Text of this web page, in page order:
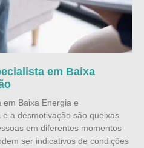
em Baixa
em Baixa Energia e
a desmotivação são queixas
em diferentes momentos
ser indicativos de condições